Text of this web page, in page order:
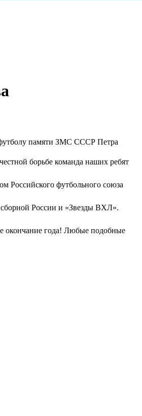
памяти ЗМС СССР Петра
борьбе команда наших ребят
Российского футбольного союза
сборной России и «Звезды ВХЛ».
окончание года! Любые подобные